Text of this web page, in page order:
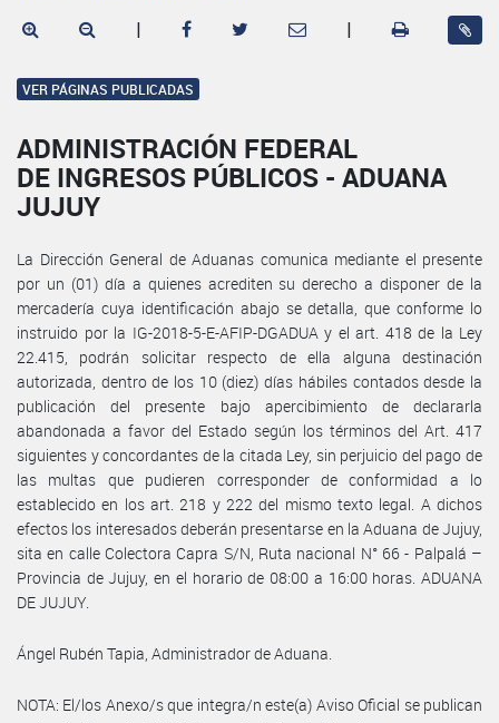
| |
VER PÁGINAS PUBLICADAS
ADMINISTRACIÓN FEDERAL
DE INGRESOS PÚBLICOS - ADUANA
JUJUY
La Dirección General de Aduanas comunica mediante el presente
por un (01) día a quienes acrediten su derecho a disponer de la
mercadería cuya identificación abajo se detalla, que conforme lo
instruido por la IG-2018-5-E-AFIP-DGADUA y el art. 418 de la Ley
22.415, podrán solicitar respecto de ella alguna destinación
autorizada, dentro de los 10 (diez) días hábiles contados desde la
publicación del presente bajo apercibimiento de declararla
abandonada a favor del Estado según los términos del Art. 417
siguientes y concordantes de la citada Ley, sin perjuicio del pago de
las multas que pudieren corresponder de conformidad a lo
establecido en los art. 218 y 222 del mismo texto legal. A dichos
efectos los interesados deberán presentarse en la Aduana de Jujuy,
sita en calle Colectora Capra S/N, Ruta nacional N° 66 - Palpalá –
Provincia de Jujuy, en el horario de 08:00 a 16:00 horas. ADUANA
DE JUJUY.
Ángel Rubén Tapia, Administrador de Aduana.
NOTA: El/los Anexo/s que integra/n este(a) Aviso Oficial se publican